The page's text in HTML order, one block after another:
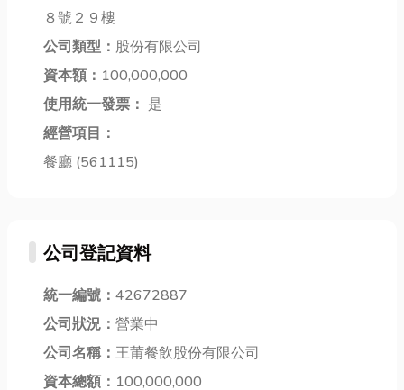
頭髮的自然生
長，以肉...
通透感與隱密
性間達到平
衡，...
８號２９樓
公司類型： 股份有限公司
資本額： 100,000,000
使用統一發票： 是
經營項目：
餐廳 (561115)
公司登記資料
統一編號： 42672887
公司狀況： 營業中
公司名稱： 王莆餐飲股份有限公司
資本總額： 100,000,000